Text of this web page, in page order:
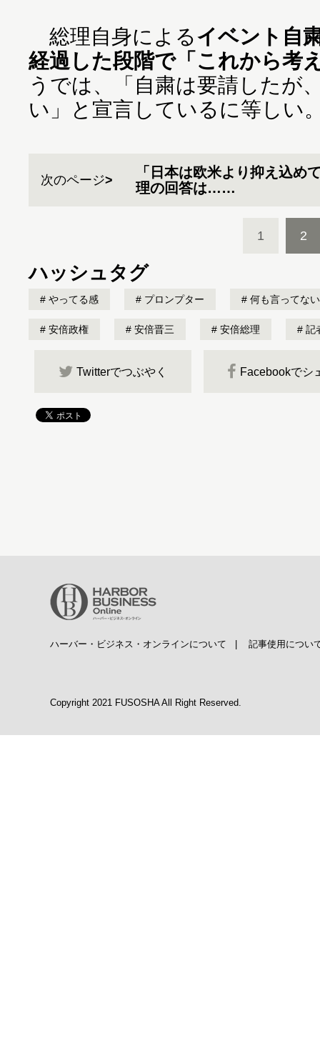
総理自身によるイベント自
経過した段階で「これから考
うでは、「自粛は要請したが
い」と宣言しているに等しい
次のページ
「日本は欧米より抑え込め
理の回答は……
1 2
ハッシュタグ
やってる感 プロンプター 何も言ってない
安倍政権 安倍晋三 安倍総理 記
Twitterでつぶやく Facebookでシ
ハーバー・ビジネス・オンラインについて 記事使用につい
Copyright 2021 FUSOSHA All Right Reserved.